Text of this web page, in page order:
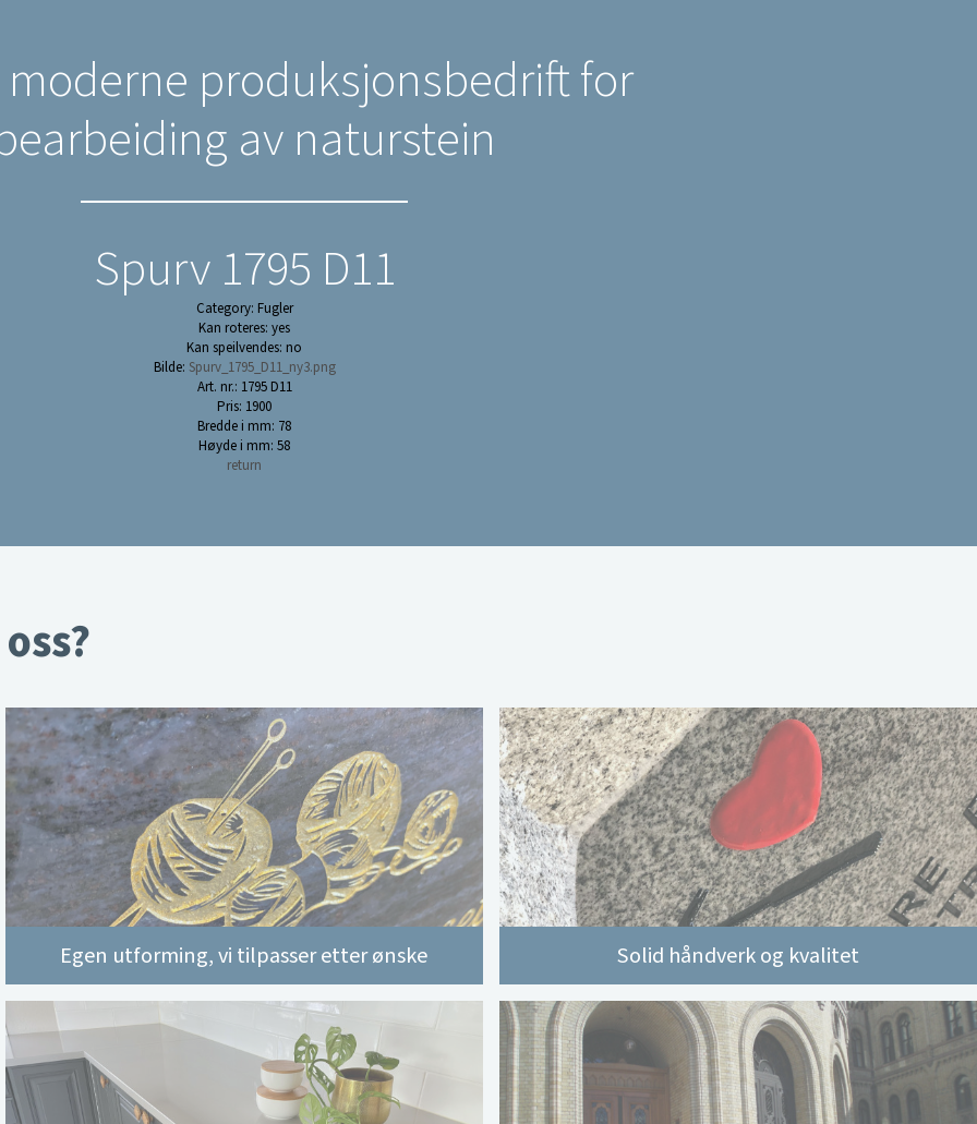
moderne produksjonsbedrift for
av naturstein
Spurv 1795 D11
Category: Fugler
Kan roteres: yes
Kan speilvendes: no
Bilde: Spurv_1795_D11_ny3.png
Art. nr.: 1795 D11
Pris: 1900
Bredde i mm: 78
Høyde i mm: 58
return
Egen utforming, vi tilpasser etter ønske Solid håndverk og kvalitet